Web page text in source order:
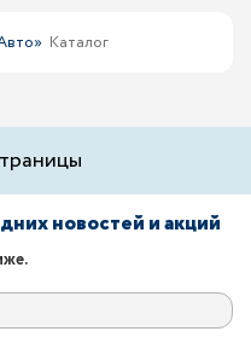
Каталог
новостей и акций